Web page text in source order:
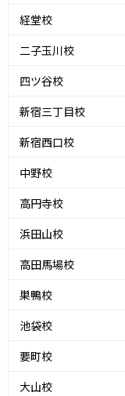
経堂校
二子玉川校
四ツ谷校
新宿三丁目校
新宿西口校
中野校
高円寺校
浜田山校
高田馬場校
巣鴨校
池袋校
要町校
大山校